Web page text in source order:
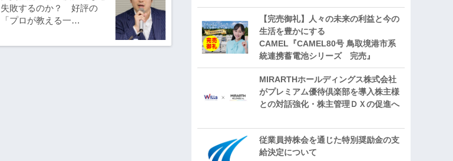
失敗するのか？ 好評の
「プロが教える一…
【完売御礼】人々の未来の利益と今の
生活を豊かにする
CAMEL『CAMEL80号 鳥取境港市系
統連携蓄電池シリーズ 完売』
MIRARTHホールディングス株式会社
がプレミアム優待倶楽部を導入株主様
との対話強化・株主管理ＤＸの促進へ
従業員持株会を通じた特別奨励金の支
給決定について